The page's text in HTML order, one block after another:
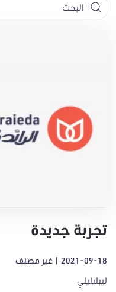
تجربة جديدة
2021-09-18
| غير مصنف
ليبليليلي